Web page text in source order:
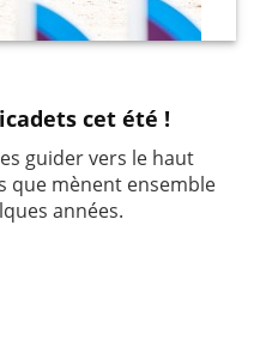
cet été !
guider vers le haut
que mènent ensemble
années.